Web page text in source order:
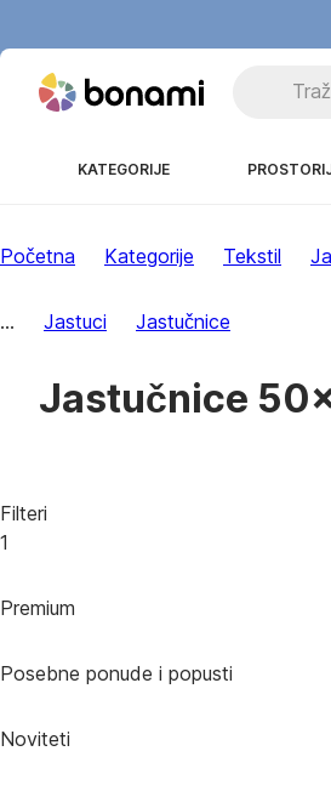
KATEGORIJE
Početna Kategorije Tekstil
... Jastuci Jastučnice
Jastučnice
Filteri
1
Premium
Posebne ponude i popusti
Noviteti